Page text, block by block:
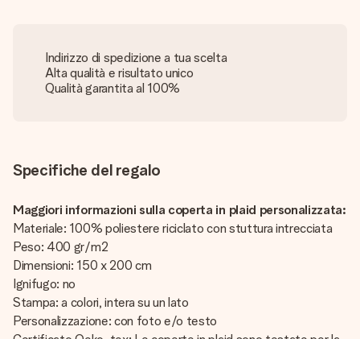
Indirizzo di spedizione a tua scelta
Alta qualità e risultato unico
Qualità garantita al 100%
Specifiche del regalo
Maggiori informazioni sulla coperta in plaid personalizzata:
Materiale: 100% poliestere riciclato con stuttura intrecciata
Peso: 400 gr/m2
Dimensioni: 150 x 200 cm
Ignifugo: no
Stampa: a colori, intera su un lato
Personalizzazione: con foto e/o testo